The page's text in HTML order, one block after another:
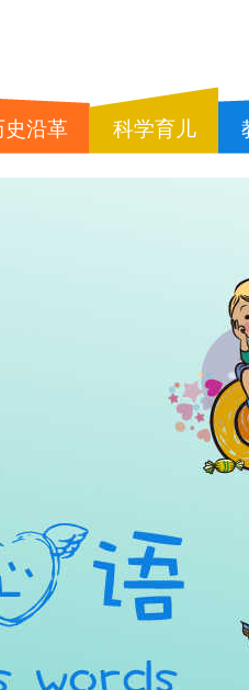
史沿革 科学育儿